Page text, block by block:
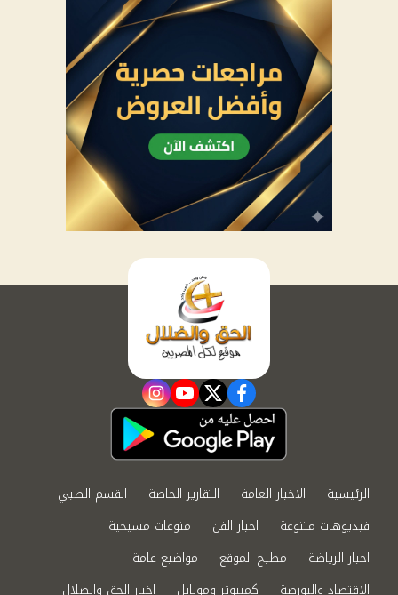
facebook
twitter
youtube
instagram
الرئيسية الاخبار العامة التقارير الخاصة
القسم الطبي
فيديوهات متنوعة
اخبار الفن
منوعات مسيحية
اخبار الرياضة
مطبخ الموقع
مواضيع عامة
الاقتصاد والبورصة
كمبيوتر وموبايل اخبار الحق والضلال